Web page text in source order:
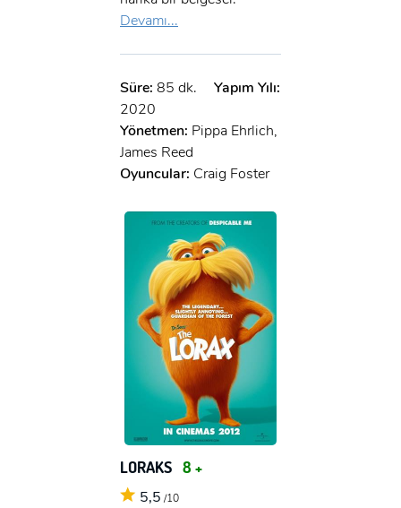
Devamı...
Süre: 85 dk.
Yapım Yılı:
2020
Yönetmen: Pippa Ehrlich,
James Reed
Oyuncular: Craig Foster
LORAKS 8 +
5,5 /10